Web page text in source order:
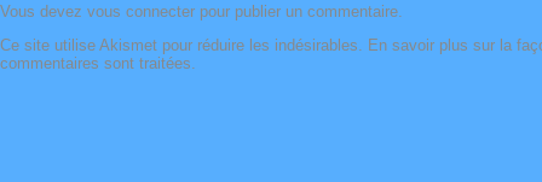
Vous devez vous connecter pour publier un commentaire.
Ce site utilise Akismet pour réduire les indésirables. En savoir plus sur la
commentaires sont traitées